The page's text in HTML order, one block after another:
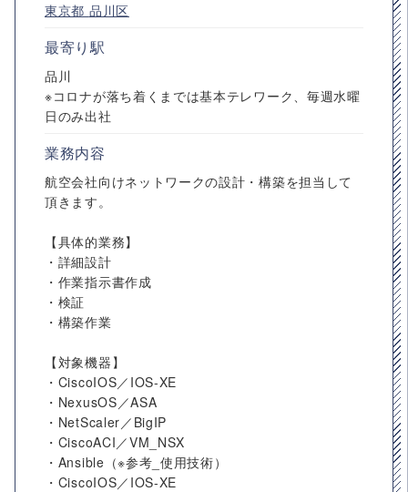
東京都 品川区
最寄り駅
品川
※コロナが落ち着くまでは基本テレワーク、毎週水曜
日のみ出社
業務内容
航空会社向けネットワークの設計・構築を担当して
頂きます。
【具体的業務】
・詳細設計
・作業指示書作成
・検証
・構築作業
【対象機器】
・CiscoIOS／IOS-XE
・NexusOS／ASA
・NetScaler／BigIP
・CiscoACI／VM_NSX
・Ansible（※参考_使用技術）
・CiscoIOS／IOS-XE